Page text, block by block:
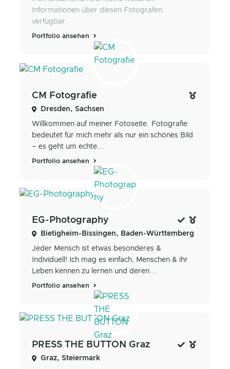
Informationen über diesen Fotografen
verfügbar.
Portfolio ansehen
CM Fotografie
Dresden, Sachsen
Willkommen auf meiner Fotoseite. Fotografie
bedeutet für mich mehr als nur ein schönes Bild
– es geht um echte...
Portfolio ansehen
EG-Photography
Bietigheim-Bissingen, Baden-Württemberg
Jeder Mensch ist etwas besonderes &
Individuell! Ich mag es einfach, Menschen & ihr
Leben kennen zu lernen und deren...
Portfolio ansehen
PRESS THE BUTTON Graz
Graz, Steiermark